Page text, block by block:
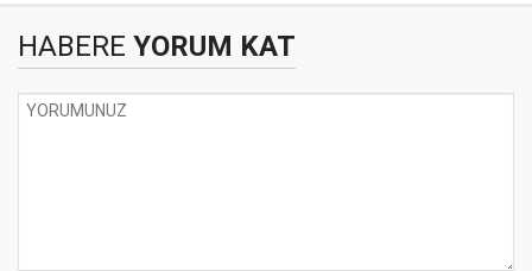
HABERE YORUM KAT